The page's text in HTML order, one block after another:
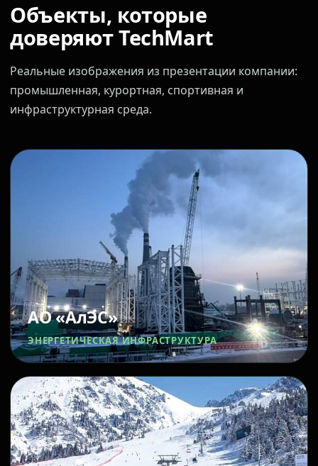
Объекты, которые
доверяют TechMart
Реальные изображения из презентации компании:
промышленная, курортная, спортивная и
инфраструктурная среда.
АО «АлЭС»
ЭНЕРГЕТИЧЕСКАЯ ИНФРАСТРУКТУРА